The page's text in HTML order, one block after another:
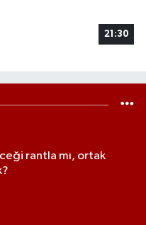
21:30
rantla mı, ortak